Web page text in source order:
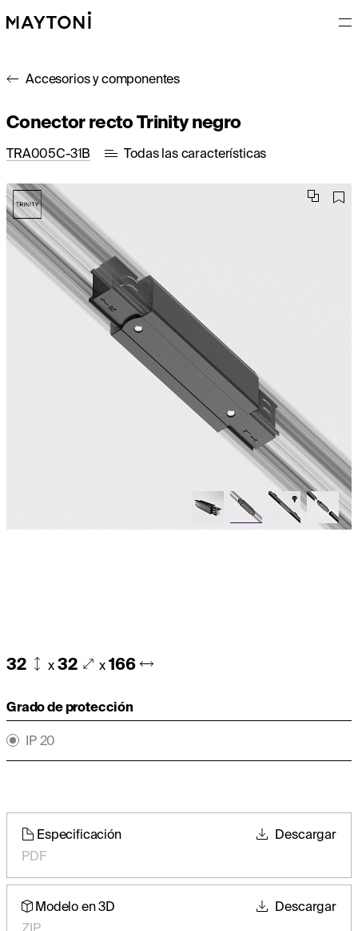
Accesorios y componentes
Conector recto Trinity negro
TRA005C-31B Todas las características
32 x32 x166
Grado de protección
IP 20
Especificación
PDF
Descargar
Modelo en 3D
ZIP
Descargar